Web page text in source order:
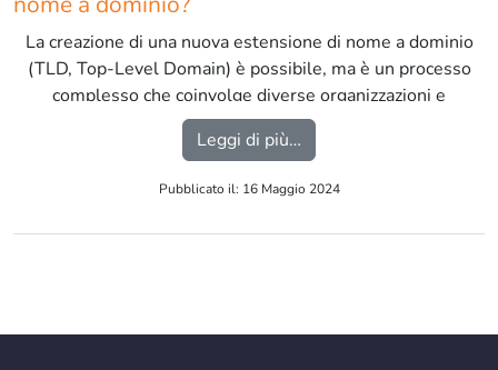
La creazione di una nuova estensione di nome a dominio
(TLD, Top-Level Domain) è possibile, ma è un processo
complesso che coinvolge diverse organizzazioni e
regolamentazioni. […]
Leggi di più…
Pubblicato il: 16 Maggio 2024